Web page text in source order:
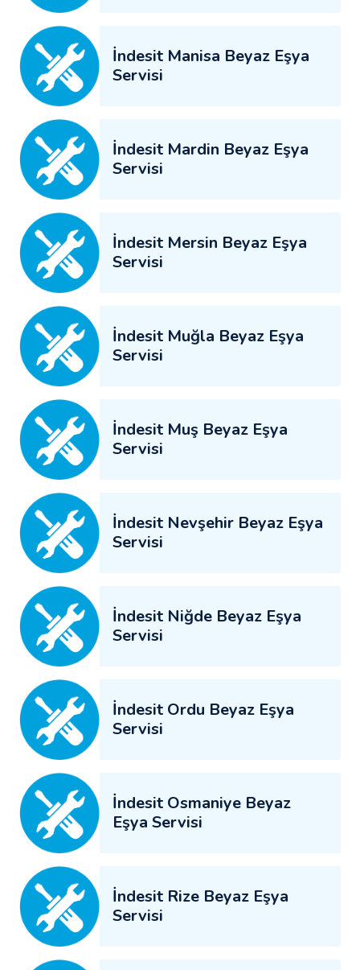
İndesit Manisa Beyaz Eşya
Servisi
İndesit Mardin Beyaz Eşya
Servisi
İndesit Mersin Beyaz Eşya
Servisi
İndesit Muğla Beyaz Eşya
Servisi
İndesit Muş Beyaz Eşya
Servisi
İndesit Nevşehir Beyaz Eşya
Servisi
İndesit Niğde Beyaz Eşya
Servisi
İndesit Ordu Beyaz Eşya
Servisi
İndesit Osmaniye Beyaz
Eşya Servisi
İndesit Rize Beyaz Eşya
Servisi